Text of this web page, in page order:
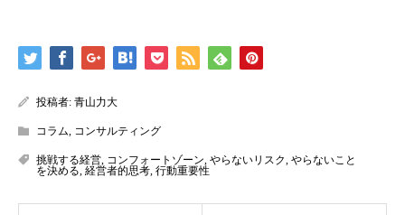
投稿者: 青山力大
コラム, コンサルティング
挑戦する経営, コンフォートゾーン, やらないリスク, やらないこと
を決める, 経営者的思考, 行動重要性